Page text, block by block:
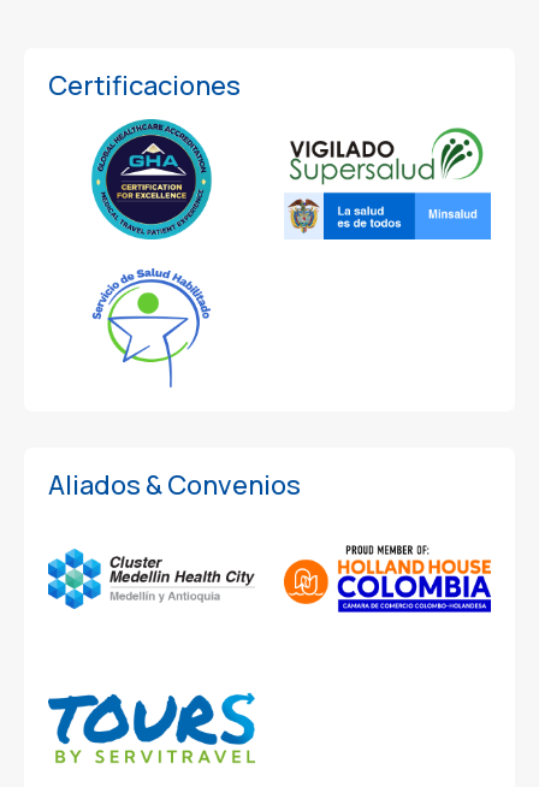
Certificaciones
Aliados & Convenios